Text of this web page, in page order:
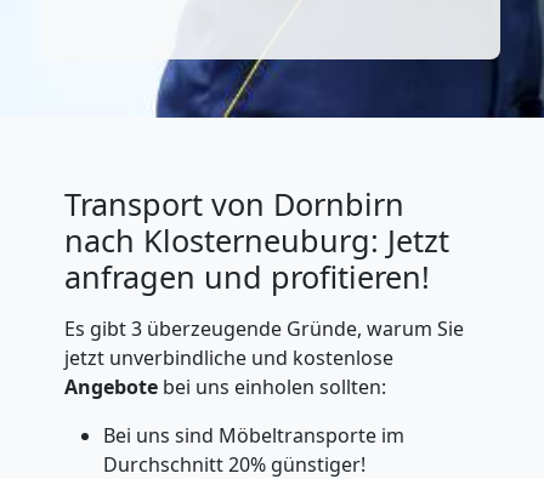
Transport von Dornbirn
nach Klosterneuburg: Jetzt
anfragen und profitieren!
Es gibt 3 überzeugende Gründe, warum Sie
jetzt unverbindliche und kostenlose
Angebotebei uns einholen sollten:
Bei uns sind Möbeltransporte im
Durchschnitt 20% günstiger!